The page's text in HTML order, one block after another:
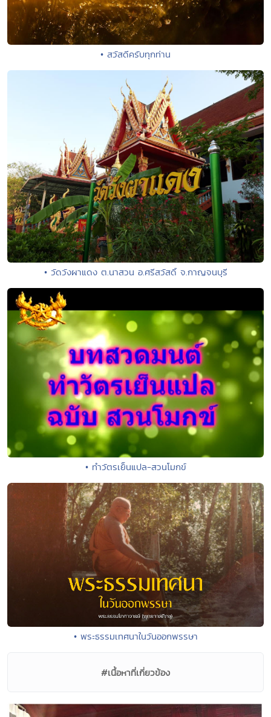
• สวัสดีครับทุกท่าน
• วัดวังผาแดง ต.นาสวน อ.ศรีสวัสดิ์ จ.กาญจนบุรี
• ทำวัตรเย็นแปล-สวนโมกข์
• พระธรรมเทศนาในวันออกพรรษา
#เนื้อหาที่เกี่ยวข้อง